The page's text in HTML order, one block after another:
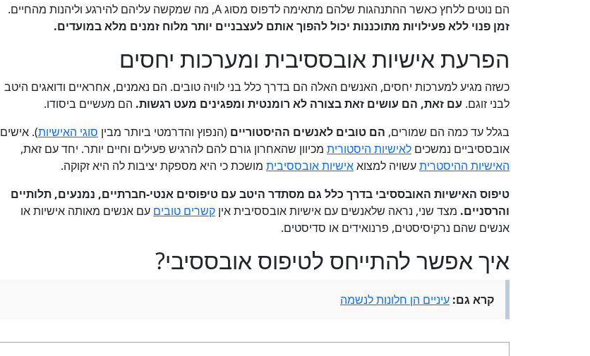
הם נוטים ללחץ כאשר ההתנהגות שלהם מתאימה לדפוס מסוג A, מה שמקשה עליהם להירגע וליהנות מהחיים.
זמן פנוי ללא פעילויות מתוכננות יכול להפוך אותם לעצבניים יותר מלוח זמנים מלא במועדים.
הפרעת אישיות אובססיבית ומערכות יחסים
כשזה מגיע למערכות יחסים, האנשים האלה הם בדרך כלל בני לוויה טובים. הם נאמנים, אחראיים ודואגים היטב
לבני זוגם. עם זאת, הם עושים זאת בצורה לא רומנטית ומפגינים מעט רגשות. הם מעשיים ביסודו.
בגלל עד כמה הם שמורים, הם טובים לאנשים ההיסטוריים (הנפוץ והדרמטי ביותר מבין סוגי האישיות). אישים
אובססיביים נמשכים לאישיות היסטורית מכיוון שהאחרון גורם להם להרגיש פעילים וחיים יותר. יחד עם זאת,
האישיות ההיסטריתעשויה למצואאישיות אובססיבית מושכת כי היא מספקת יציבות לה היא זקוקה.
טיפוס האישיות האובססיבי בדרך כלל גם מסתדר היטב עם טיפוסים אנטי-חברתיים, נמנעים, תלותיים
והרסניים. מצד שני, נראה שלאנשים עם אישיות אובססיבית אין קשרים טובים עם אנשים מאותה אישיות או
אנשים שהם נרקיסיסטים, פרנואידים או סדיסטים.
איך אפשר להתייחס לטיפוס אובססיבי?
קרא גם: עיניים הן חלונות לנשמה